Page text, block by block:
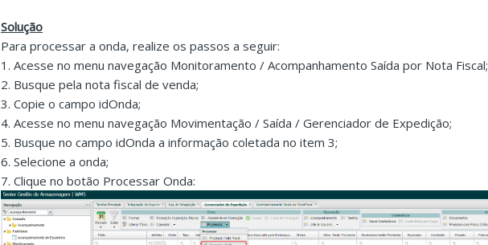
Solução
Para processar a onda, realize os passos a seguir:
1. Acesse no menu navegação Monitoramento / Acompanhamento Saída por Nota Fiscal;
2. Busque pela nota fiscal de venda;
3. Copie o campo idOnda;
4. Acesse no menu navegação Movimentação / Saída / Gerenciador de Expedição;
5. Busque no campo idOnda a informação coletada no item 3;
6. Selecione a onda;
7. Clique no botão Processar Onda: